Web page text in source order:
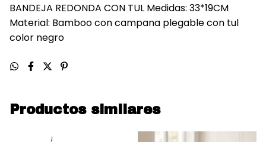
BANDEJA REDONDA CON TUL Medidas: 33*19CM
Material: Bamboo con campana plegable con tul
color negro
Productos similares